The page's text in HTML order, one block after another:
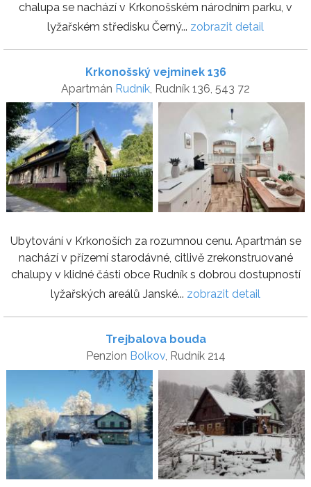
chalupa se nachází v Krkonošském národním parku, v
lyžařském středisku Černý... zobrazit detail
Krkonošský vejminek 136
Apartmán Rudník, Rudník 136, 543 72
Ubytování v Krkonoších za rozumnou cenu. Apartmán se
nachází v přízemí starodávné, citlivě zrekonstruované
chalupy v klidné části obce Rudník s dobrou dostupností
lyžařských areálů Janské... zobrazit detail
Trejbalova bouda
Penzion Bolkov, Rudník 214